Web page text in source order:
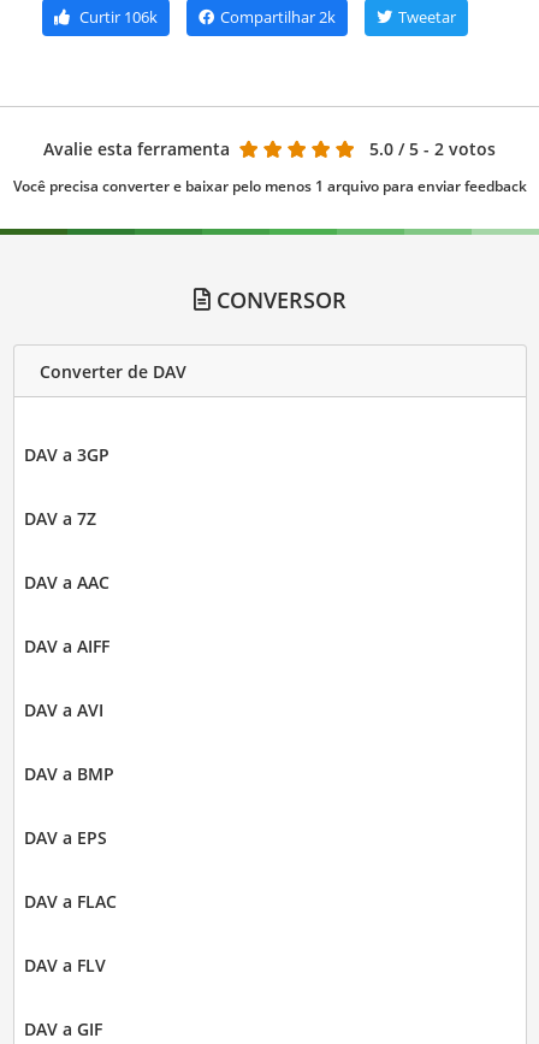
Curtir 106k Compartilhar2k Tweetar
Avalie esta ferramenta 5.0 / 5 - 2 votos
Você precisa converter e baixar pelo menos 1 arquivo para enviar feedback
CONVERSOR
Converter de DAV
DAV a 3GP
DAV a 7Z
DAV a AAC
DAV a AIFF
DAV a AVI
DAV a BMP
DAV a EPS
DAV a FLAC
DAV a FLV
DAV a GIF